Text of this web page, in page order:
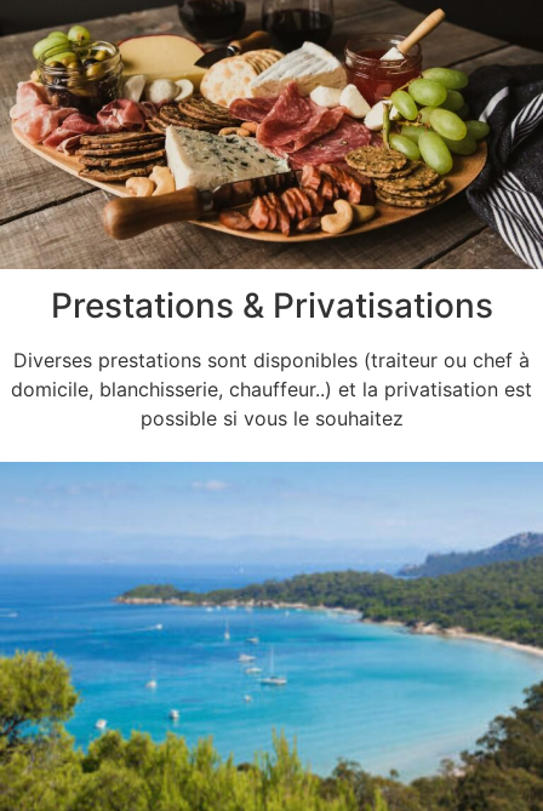
Prestations & Privatisations
Diverses prestations sont disponibles (traiteur ou chef à
domicile, blanchisserie, chauffeur..) et la privatisation est
possible si vous le souhaitez